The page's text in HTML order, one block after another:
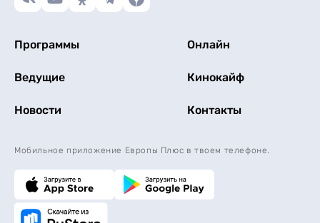
Программы Онлайн
Ведущие Кинокайф
Новости Контакты
Мобильное приложение Европы Плюс в твоем телефоне.